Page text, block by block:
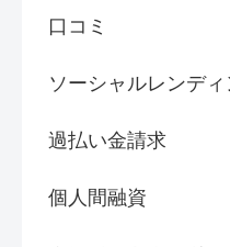
口コミ
ソーシャルレンデ
過払い金請求
個人間融資